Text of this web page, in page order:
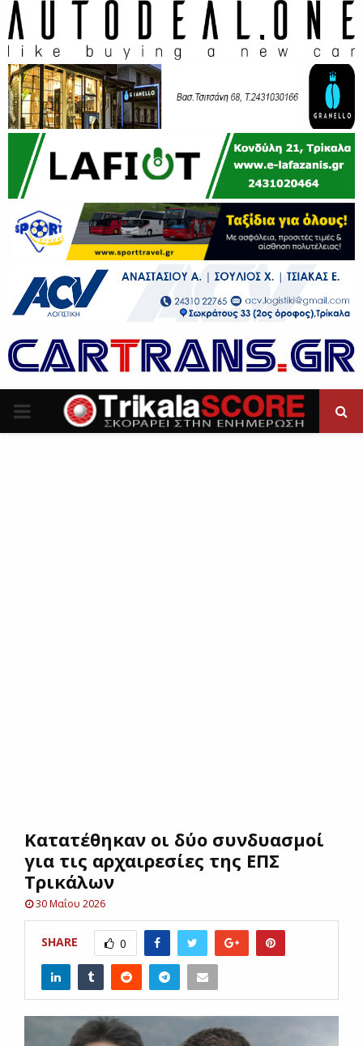
P
UΚατατέθηκαν οι δύο συνδυασμοί
για τις αρχαιρεσίες της ΕΠΣ
Τρικάλων
30 Μαΐου 2026
SHARE 0